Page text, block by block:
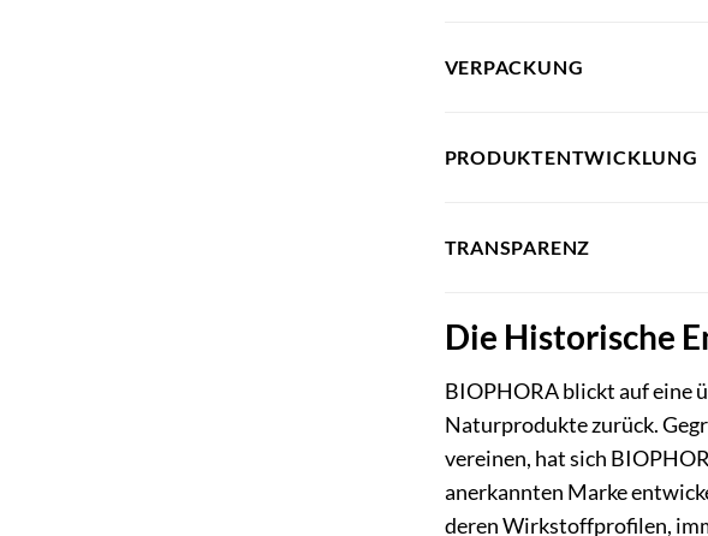
VERPACKUNG
PRODUKTENTWICKLUNG
TRANSPARENZ
Die Historische
BIOPHORA blickt auf eine
Naturprodukte zurück.
vereinen, hat sich
anerkannten Marke
deren Wirkstoffprofilen,